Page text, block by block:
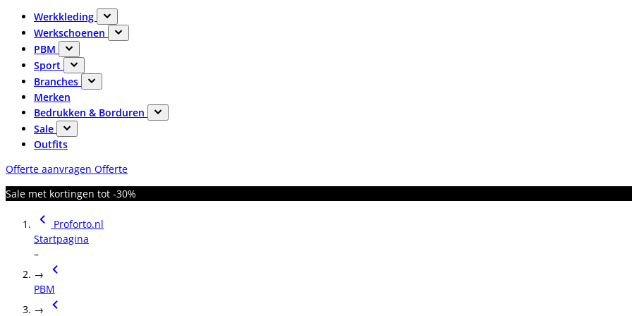
Werkkleding
Werkschoenen
PBM
Sport
Branches
Merken
Bedrukken & Borduren
Sale
Outfits
Offerte aanvragen Offerte
Sale met kortingen tot -30%
Proforto.nl
Startpagina
–
→
PBM
→